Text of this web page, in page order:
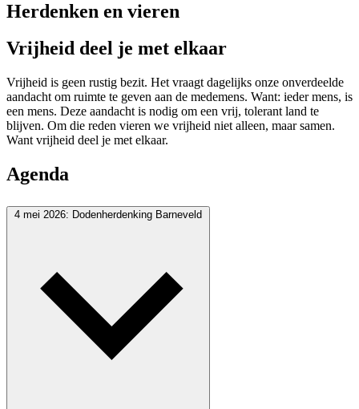
Herdenken en vieren
Vrijheid deel je met elkaar
Vrijheid is geen rustig bezit. Het vraagt dagelijks onze onverdeelde
aandacht om ruimte te geven aan de medemens. Want: ieder mens, is
een mens. Deze aandacht is nodig om een vrij, tolerant land te
blijven. Om die reden vieren we vrijheid niet alleen, maar samen.
Want vrijheid deel je met elkaar.
Agenda
4 mei 2026: Dodenherdenking Barneveld